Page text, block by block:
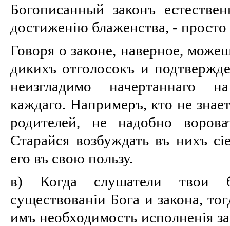
Богописанный законъ
достиженію блаженства, - просто
Говоря о законе, наверное,
дикихъ отголосокъ и
неизгладимо начертаннаго
каждаго. Напримеръ, кто не
родителей, не надобно
Старайся возбуждать въ нихъ
его въ свою пользу.
в) Когда слушатели твои
существованіи Бога и закона,
имъ необходимость исполненія